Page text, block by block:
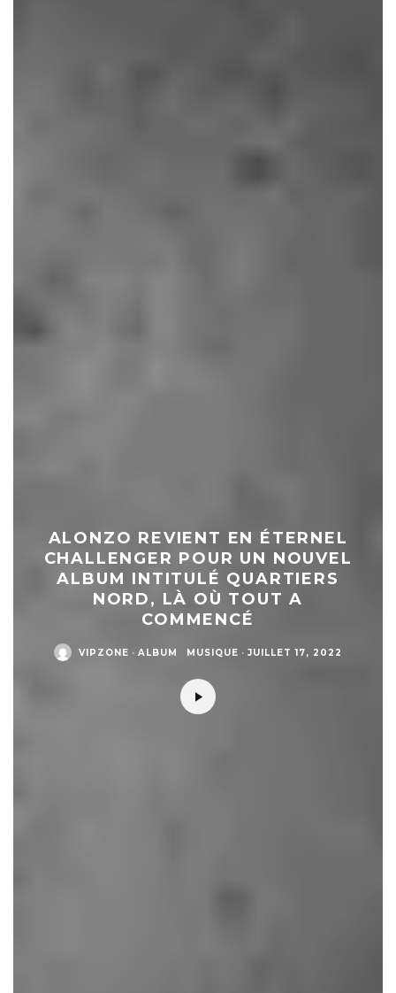
ALONZO REVIENT EN ÉTERNEL
CHALLENGER POUR UN NOUVEL
ALBUM INTITULÉ QUARTIERS
NORD, LÀ OÙ TOUT A
COMMENCÉ
VIPZONE · ALBUM MUSIQUE · JUILLET 17, 2022